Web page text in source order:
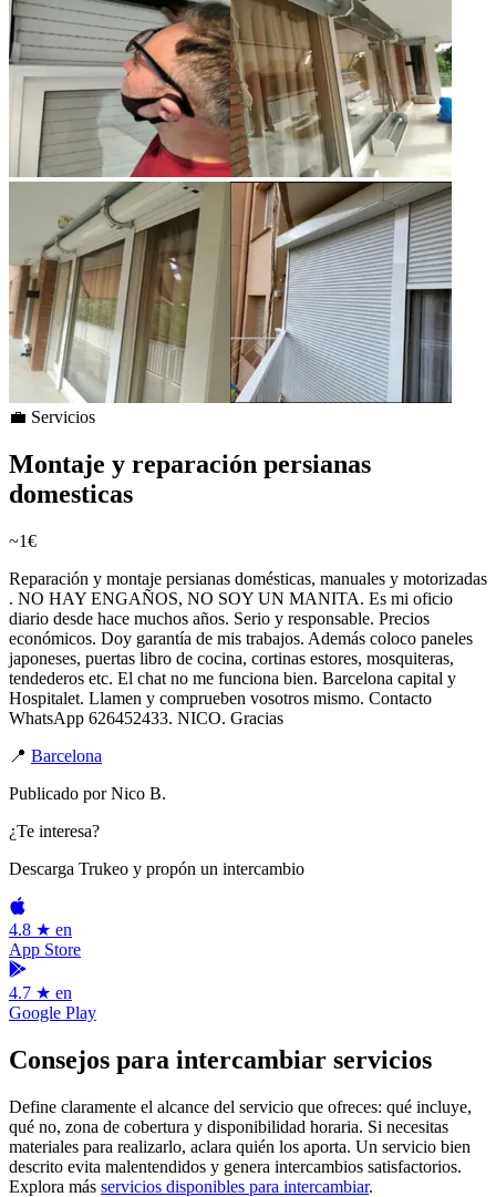
💼 Servicios
Montaje y reparación persianas
domesticas
~1€
Reparación y montaje persianas domésticas, manuales y motorizadas
. NO HAY ENGAÑOS, NO SOY UN MANITA. Es mi oficio
diario desde hace muchos años. Serio y responsable. Precios
económicos. Doy garantía de mis trabajos. Además coloco paneles
japoneses, puertas libro de cocina, cortinas estores, mosquiteras,
tendederos etc. El chat no me funciona bien. Barcelona capital y
Hospitalet. Llamen y comprueben vosotros mismo. Contacto
WhatsApp 626452433. NICO. Gracias
📍 Barcelona
Publicado porNico B.
¿Te interesa?
Descarga Trukeo y propón un intercambio
4.8 ★ en
App Store
4.7 ★ en
Google Play
Consejos para intercambiar servicios
Define claramente el alcance del servicio que ofreces: qué incluye,
qué no, zona de cobertura y disponibilidad horaria. Si necesitas
materiales para realizarlo, aclara quién los aporta. Un servicio bien
descrito evita malentendidos y genera intercambios satisfactorios.
Explora más servicios disponibles para intercambiar.